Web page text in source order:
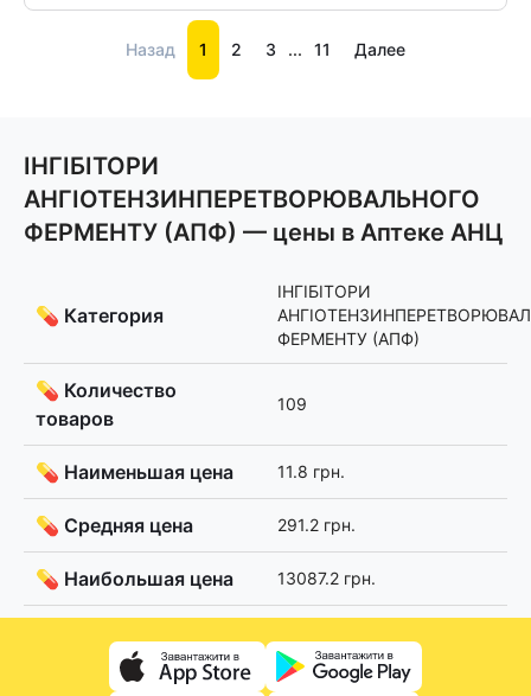
Назад 1 2 3 ... 11 Далее
ІНГІБІТОРИ
АНГІОТЕНЗИНПЕРЕТВОРЮВАЛЬНОГО
ФЕРМЕНТУ (АПФ) — цены в Аптеке АНЦ
💊 Категория
ІНГІБІТОРИ
ФЕРМЕНТУ (АПФ)
💊 Количество
товаров
109
💊 Наименьшая цена 11.8 грн.
💊 Средняя цена 291.2 грн.
💊 Наибольшая цена 13087.2 грн.